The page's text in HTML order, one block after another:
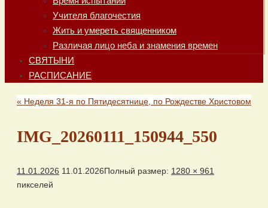
Учителя благочестия
Жить и умереть священником
Различая лицо неба и знамения времен
СВЯТЫНИ
РАСПИСАНИЕ
« Неделя 31-я по Пятидесятнице, по Рождестве Христовом
IMG_20260111_150944_550
11.01.2026 11.01.2026Полный размер: 1280 × 961
пикселей